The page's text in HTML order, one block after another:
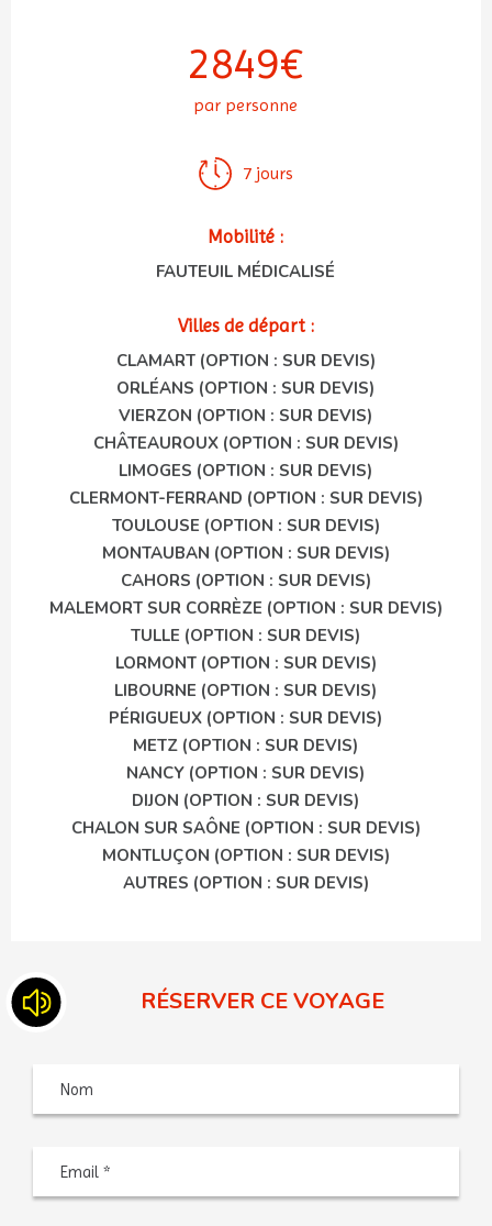
2849€
par personne
7 jours
Mobilité :
FAUTEUIL MÉDICALISÉ
Villes de départ :
CLAMART (OPTION : SUR DEVIS)
ORLÉANS (OPTION : SUR DEVIS)
VIERZON (OPTION : SUR DEVIS)
CHÂTEAUROUX (OPTION : SUR DEVIS)
LIMOGES (OPTION : SUR DEVIS)
CLERMONT-FERRAND (OPTION : SUR DEVIS)
TOULOUSE (OPTION : SUR DEVIS)
MONTAUBAN (OPTION : SUR DEVIS)
CAHORS (OPTION : SUR DEVIS)
MALEMORT SUR CORRÈZE (OPTION : SUR DEVIS)
TULLE (OPTION : SUR DEVIS)
LORMONT (OPTION : SUR DEVIS)
LIBOURNE (OPTION : SUR DEVIS)
PÉRIGUEUX (OPTION : SUR DEVIS)
METZ (OPTION : SUR DEVIS)
NANCY (OPTION : SUR DEVIS)
DIJON (OPTION : SUR DEVIS)
CHALON SUR SAÔNE (OPTION : SUR DEVIS)
MONTLUÇON (OPTION : SUR DEVIS)
AUTRES (OPTION : SUR DEVIS)
RÉSERVER CE VOYAGE
Nom